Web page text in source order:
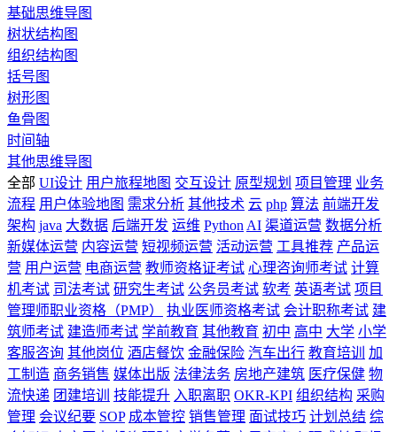
基础思维导图
树状结构图
组织结构图
括号图
树形图
鱼骨图
时间轴
其他思维导图
全部 UI设计 用户旅程地图 交互设计 原型规划 项目管理 业务
流程 用户体验地图 需求分析 其他技术 云 php 算法 前端开发
架构 java 大数据 后端开发 运维 Python AI 渠道运营 数据分析
新媒体运营 内容运营 短视频运营 活动运营 工具推荐 产品运
营 用户运营 电商运营 教师资格证考试 心理咨询师考试 计算
机考试 司法考试 研究生考试 公务员考试 软考 英语考试 项目
管理师职业资格（PMP）
执业医师资格考试 会计职称考试 建
筑师考试 建造师考试 学前教育 其他教育 初中 高中 大学 小学
客服咨询 其他岗位 酒店餐饮 金融保险 汽车出行 教育培训
加
工制造 商务销售 媒体出版 法律法务 房地产建筑 医疗保健 物
流快递 团建培训 技能提升 入职离职 OKR-KPI 组织结构 采购
管理 会议纪要 SOP 成本管控 销售管理 面试技巧 计划总结 综